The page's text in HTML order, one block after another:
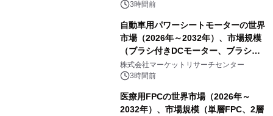
3時間前
自動車用パワーシートモーターの世界
市場（2026年～2032年）、市場規模
（ブラシ付きDCモーター、ブラシレ
スDCモーター）・分析レポートを発
表
株式会社マーケットリサーチセンター
3時間前
医療用FPCの世界市場（2026年～
2032年）、市場規模（単層FPC、2層